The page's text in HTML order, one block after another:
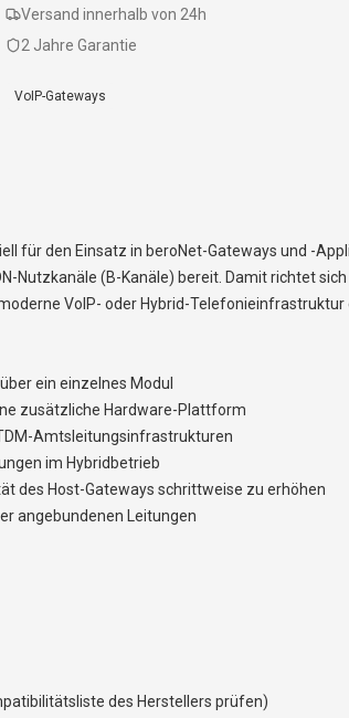
Versand innerhalb von 24h
2 Jahre Garantie
VoIP-Gateways
für den Einsatz in beroNet-Gateways und -
(B-Kanäle) bereit. Damit richtet
VoIP- oder Hybrid-
ein einzelnes Modul
zusätzliche Hardware-Plattform
Amtsleitungsinfrastrukturen
im Hybridbetrieb
des Host-Gateways schrittweise zu erhöhen
angebundenen Leitungen
des Herstellers prüfen)